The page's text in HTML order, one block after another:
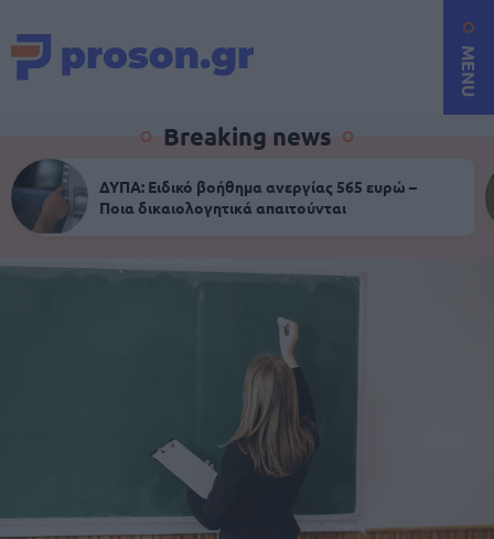
MENU
Breaking news
ΔΥΠΑ: Ειδικό βοήθημα ανεργίας 565 ευρώ –
Ποια δικαιολογητικά απαιτούνται